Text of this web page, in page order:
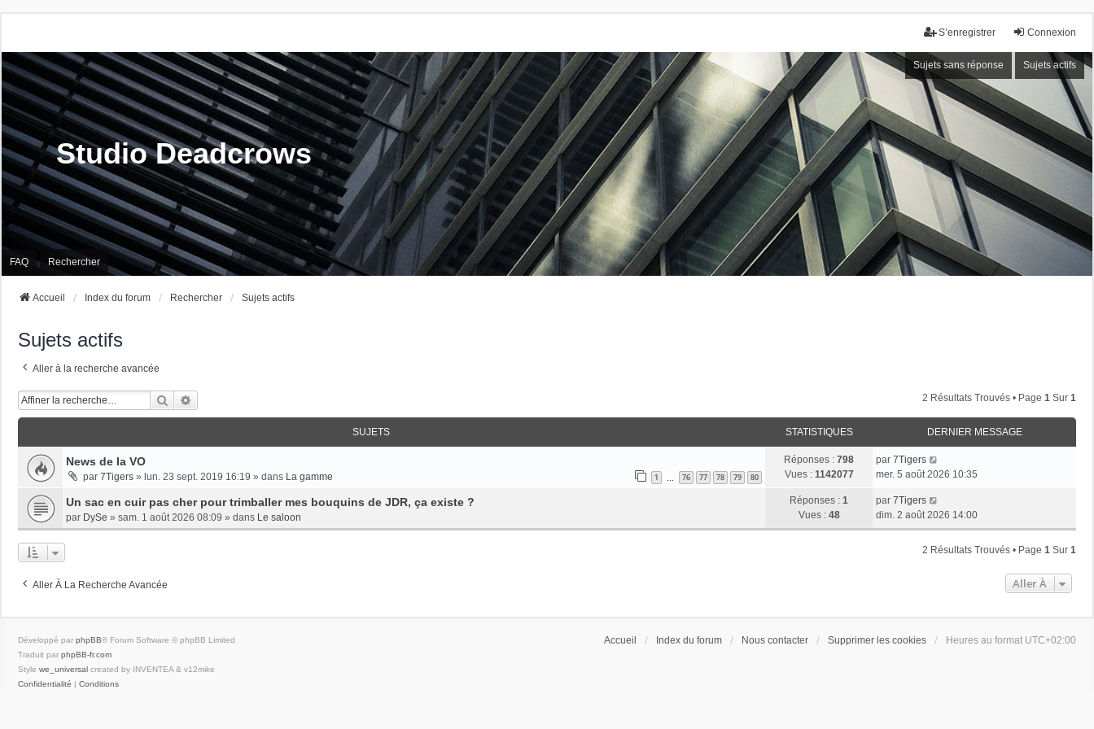
Connexion
S’enregistrer
Sujets sans réponse Sujets actifs
Studio Deadcrows
FAQ Rechercher
Accueil Index du forum Rechercher Sujets actifs
Sujets actifs
Aller à la recherche avancée
Rechercher 2 Résultats Trouvés • Page 1 Sur 1
SUJETS STATISTIQUES DERNIER MESSAGE
News de la VO
par 7Tigers » lun. 23 sept. 2019 16:19 » dans La gamme 1 76 77 78 79 80
Réponses : 798
Vues : 1142077
par 7Tigers
mer. 5 août 2026 10:35
Un sac en cuir pas cher pour trimballer mes bouquins de JDR, ça existe ?
par DySe » sam. 1 août 2026 08:09 » dans Le saloon
Réponses : 1
Vues : 48
par 7Tigers
dim. 2 août 2026 14:00
2 Résultats Trouvés • Page 1 Sur 1
Aller À La Recherche Avancée Aller À
Accueil Index du forum Nous contacter Supprimer les cookies Heures au format UTC+02:00
Développé par phpBB® Forum Software © phpBB Limited
Traduit par phpBB-fr.com
Style we_universal created by INVENTEA & v12mike
Confidentialité | Conditions